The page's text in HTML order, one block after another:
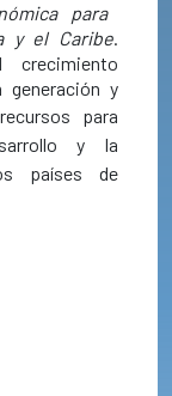
para
y el Caribe.
crecimiento
generación y
recursos para
y la
países de